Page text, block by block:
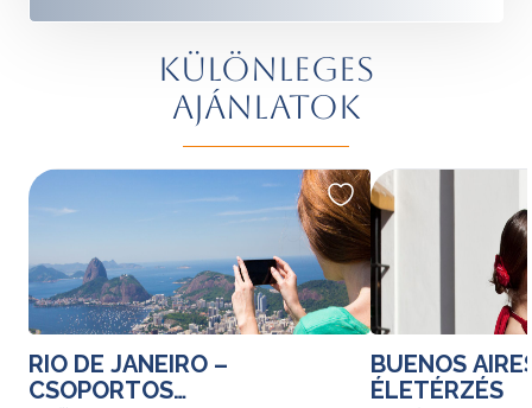
Különleges
ajánlatok
RIO DE JANEIRO –
CSOPORTOS
BUENOS
ÉLETÉRZÉS